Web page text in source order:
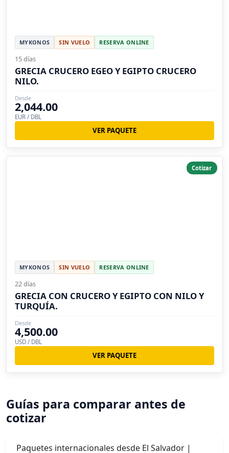
MYKONOS SIN VUELO RESERVA ONLINE
15 días
GRECIA CRUCERO EGEO Y EGIPTO CRUCERO
NILO.
Desde
2,044.00
EUR / DBL
VER PAQUETE
Cotizar
MYKONOS SIN VUELO RESERVA ONLINE
22 días
GRECIA CON CRUCERO Y EGIPTO CON NILO Y
TURQUÍA.
Desde
4,500.00
USD / DBL
VER PAQUETE
Guías para comparar antes de
cotizar
Paquetes internacionales desde El Salvador |